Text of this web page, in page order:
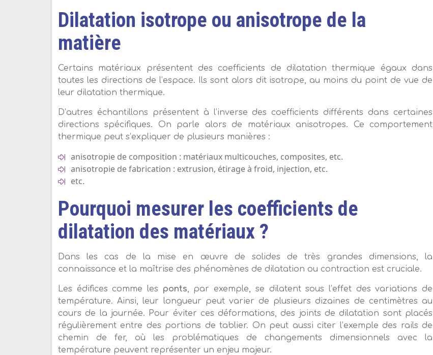
Dilatation isotrope ou anisotrope de la
matière
Certains matériaux présentent des coefficients de dilatation thermique égaux dans
toutes les directions de l’espace. Ils sont alors dit isotrope, au moins du point de vue de
leur dilatation thermique.
D’autres échantillons présentent à l’inverse des coefficients différents dans certaines
directions spécifiques. On parle alors de matériaux anisotropes. Ce comportement
thermique peut s’expliquer de plusieurs manières :
anisotropie de composition : matériaux multicouches, composites, etc.
anisotropie de fabrication : extrusion, étirage à froid, injection, etc.
etc.
Pourquoi mesurer les coefficients de
dilatation des matériaux ?
Dans les cas de la mise en œuvre de solides de très grandes dimensions, la
connaissance et la maîtrise des phénomènes de dilatation ou contraction est cruciale.
Les édifices comme les ponts, par exemple, se dilatent sous l’effet des variations de
température. Ainsi, leur longueur peut varier de plusieurs dizaines de centimètres au
cours de la journée. Pour éviter ces déformations, des joints de dilatation sont placés
régulièrement entre des portions de tablier. On peut aussi citer l’exemple des rails de
chemin de fer, où les problématiques de changements dimensionnels avec la
température peuvent représenter un enjeu majeur.